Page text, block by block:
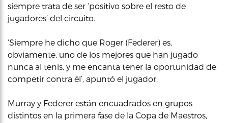
siempre trata de ser ‘positivo sobre el resto de
jugadores’ del circuito.
‘Siempre he dicho que Roger (Federer) es,
obviamente, uno de los mejores que han jugado
nunca al tenis, y me encanta tener la oportunidad de
competir contra él’, apuntó el jugador.
Murray y Federer están encuadrados en grupos
distintos en la primera fase de la Copa de Maestros,